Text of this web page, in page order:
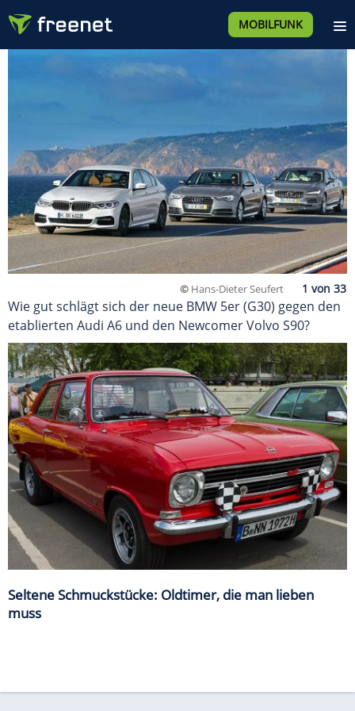
MOBILFUNK
© Hans-Dieter Seufert
Wie gut schlägt sich der neue BMW 5er (G30) gegen den
etablierten Audi A6 und den Newcomer Volvo S90?
Seltene Schmuckstücke: Oldtimer, die man lieben
muss